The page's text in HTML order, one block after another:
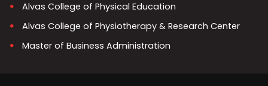
Alvas College of Physical Education
Alvas College of Physiotherapy & Research Center
Master of Business Administration